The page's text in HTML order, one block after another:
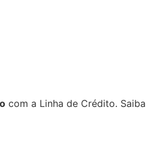
com a Linha de Crédito. Saiba